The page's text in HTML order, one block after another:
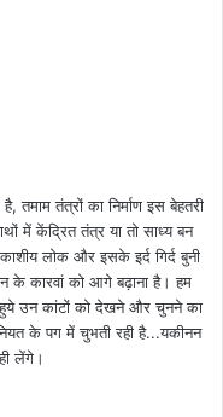
तमाम तंत्रों का निर्माण इस बेहतरी
में केंद्रित तंत्र या तो साध्य बन
लोक और इसके इर्द गिर्द बुनी
के कारवां को आगे बढ़ाना है। हम
हुये उन कांटों को देखने और चुनने का
के पग में चुभती रही है...यकीनन
लेंगे।